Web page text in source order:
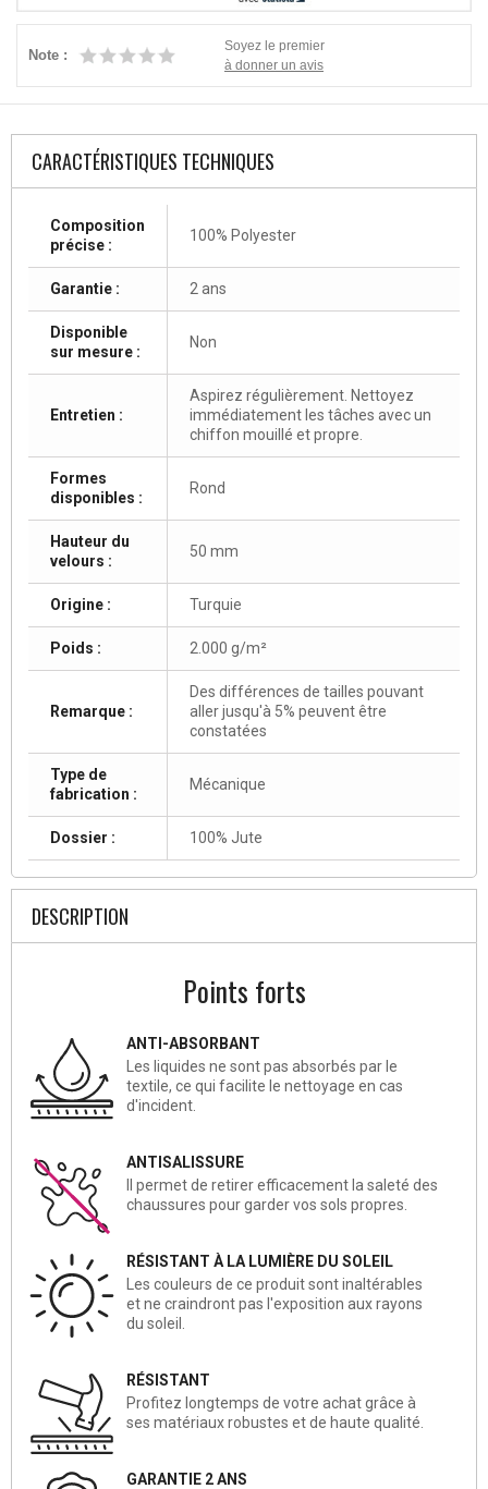
Note :
Soyez le premier
à donner un avis
CARACTÉRISTIQUES TECHNIQUES
Composition
précise :
100% Polyester
Garantie : 2 ans
Disponible
sur mesure :
Non
Entretien :
Aspirez régulièrement. Nettoyez
immédiatement les tâches avec un
chiffon mouillé et propre.
Formes
disponibles :
Rond
Hauteur du
velours :
50 mm
Origine : Turquie
Poids : 2.000 g/m²
Remarque :
Des différences de tailles pouvant
aller jusqu'à 5% peuvent être
constatées
Type de
fabrication :
Mécanique
Dossier : 100% Jute
DESCRIPTION
Points forts
ANTI-ABSORBANT
Les liquides ne sont pas absorbés par le
textile, ce qui facilite le nettoyage en cas
d'incident.
ANTISALISSURE
Il permet de retirer efficacement la saleté des
chaussures pour garder vos sols propres.
RÉSISTANT À LA LUMIÈRE DU SOLEIL
Les couleurs de ce produit sont inaltérables
et ne craindront pas l'exposition aux rayons
du soleil.
RÉSISTANT
Profitez longtemps de votre achat grâce à
ses matériaux robustes et de haute qualité.
GARANTIE 2 ANS